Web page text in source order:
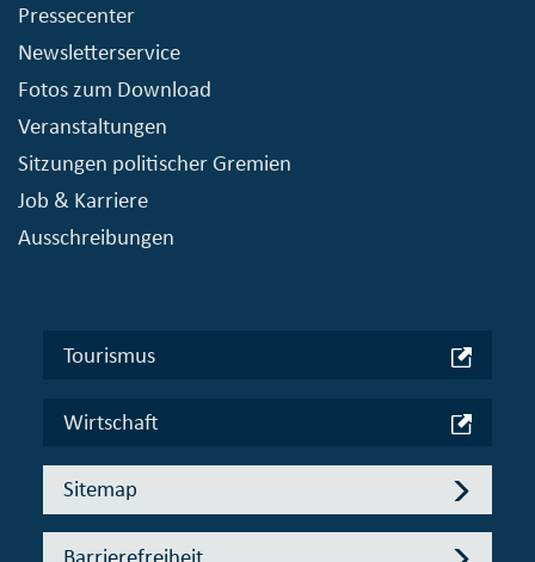
Pressecenter
Newsletterservice
Fotos zum Download
Veranstaltungen
Sitzungen politischer Gremien
Job & Karriere
Ausschreibungen
Tourismus
Wirtschaft
Sitemap
Barrierefreiheit